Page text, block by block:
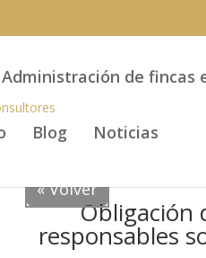
Administración de fincas
Blog Noticias
« Volver
Obligación
responsables